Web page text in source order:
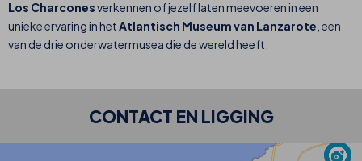
Los Charconesverkennen of jezelf laten meevoeren in een
unieke ervaring in hetAtlantisch Museum van Lanzarote , een
van de drie onderwatermusea die de wereld heeft.
CONTACT EN LIGGING